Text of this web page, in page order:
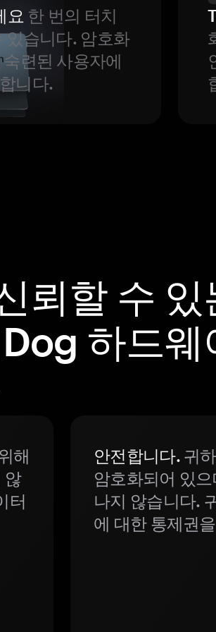
요 한 번의 터치
있습니다. 암호화
련된 사용자에
니다.
뢰할 수 있
하드웨
해
않
터
안전합니다.귀
암호화되어 있
나지 않습니다.
에 대한 통제권